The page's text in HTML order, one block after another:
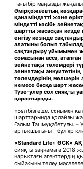
Тағы бір маңызды
Әмірқожаевтың
қана міндетті және
міндетті кәсіби
шартты жасасқан кезде
енгізу кезінде
алатыны болып
сақтандыру ұйымымен
сомасынан асса,
зейнетақы төлемдері
зейнетақы
төлемдерінің мөлшерін
немесе басқа шарт
Түзетулер сол сияқты
қарастырады.
«Бұл бізге де, сонымен
шарттарында қолайлы
Ғалым Ташмұқабетұлы. –
артықшылығы – бұл әр
«Standard Life» ӨСК»
сияқты заңнамаға 2018
нарықтағы агенттердің
сыйақыны төлеу